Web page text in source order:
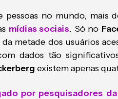
pessoas no mundo, mais
mídias sociais. Só no
metade dos usuários
dados tão
existem apenas
por pesquisadores